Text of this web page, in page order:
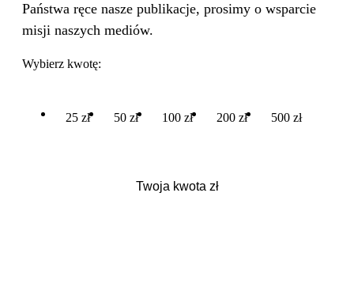
Państwa ręce nasze publikacje, prosimy o wsparcie
misji naszych mediów.
Wybierz kwotę:
25 zł 50 zł 100 zł 200 zł 500 zł